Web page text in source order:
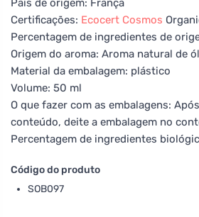
Certificações: Ecocert Cosmos
Percentagem de ingredientes de
Origem do aroma: Aroma natural de
Material da embalagem: plástico
Volume: 50 ml
O que fazer com as embalagens:
conteúdo, deite a embalagem no
Percentagem de ingredientes
Código do produto
SOB097